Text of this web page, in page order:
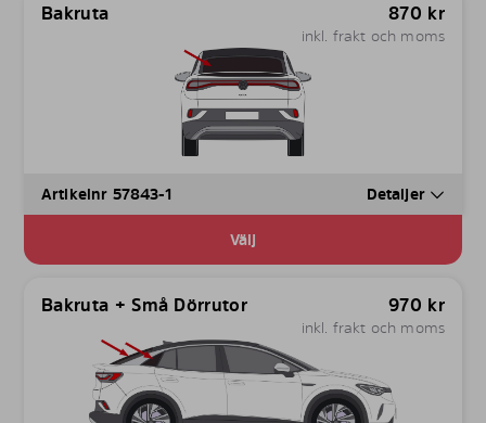
Bakruta 870 kr
inkl. frakt och moms
Artikelnr 57843-1 Detaljer
Välj
Bakruta + Små Dörrutor 970 kr
inkl. frakt och moms